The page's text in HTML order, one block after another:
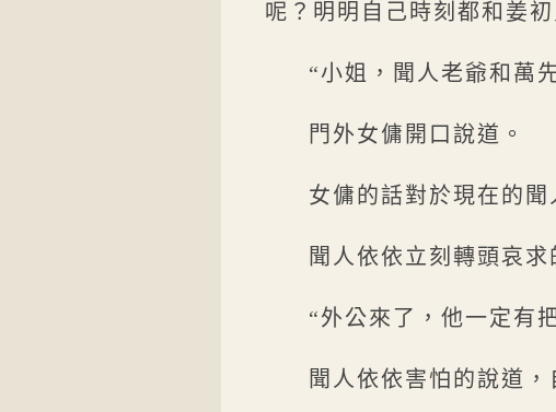
呢？明明自己時刻都和姜
“小姐，聞人老爺和萬
門外女傭開口說道。
女傭的話對於現在的聞
聞人依依立刻轉頭哀求
“外公來了，他一定有
聞人依依害怕的說道